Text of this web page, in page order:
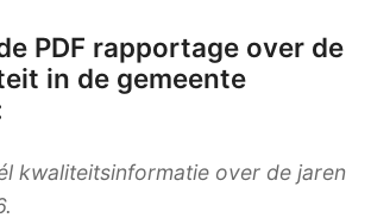
PDF rapportage over de
in de gemeente
kwaliteitsinformatie over de jaren